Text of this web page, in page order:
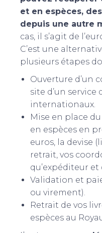
et en espèces,
depuis une autre
cas, il s’agit de
C’est une
plusieurs étapes
Ouverture d’un
site d’un service
internationaux.
Mise en place
en espèces en
euros, la devise
retrait, vos
qu’expéditeur
Validation et
ou virement).
Retrait de vos
espèces au